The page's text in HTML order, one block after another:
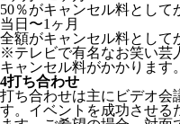
50％がキャンセル料として
当日〜1ヶ月
全額がキャンセル料として
※テレビで有名なお笑い芸
キャンセル料がかかります。
4打ち合わせ
打ち合わせは主にビデオ会
す。イベントを成功させる